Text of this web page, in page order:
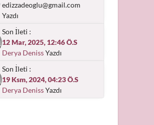
edizzadeoglu@gmail.com
Yazdı
Son İleti :
12 Mar, 2025, 12:46 Ö.S
Derya DenissYazdı
Son İleti :
19 Ksm, 2024, 04:23 Ö.S
Derya DenissYazdı